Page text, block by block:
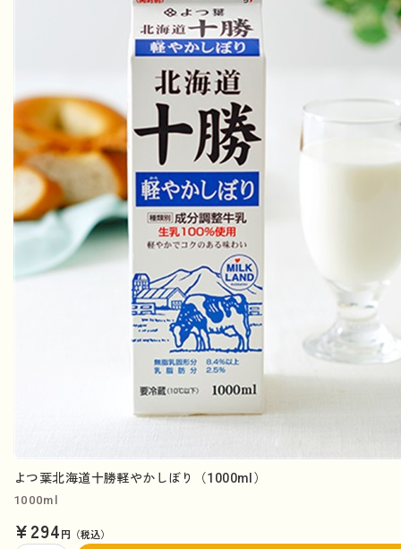
よつ葉北海道十勝軽やかしぼり（1000ml）
1000ml
¥294円（税込）